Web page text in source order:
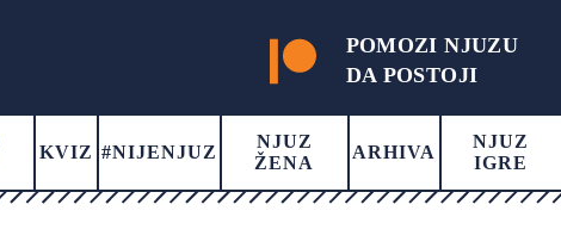
POMOZI NJUZU
DA POSTOJI
KVIZ #NIJENJUZ
NJUZ
ŽENA
ARHIVA
NJUZ
IGRE